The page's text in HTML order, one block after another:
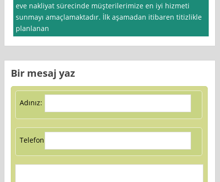
eve nakliyat sürecinde müşterilerimize en iyi hizmeti
sunmayı amaçlamaktadır. İlk aşamadan itibaren titizlikle
planlanan
Bir mesaj yaz
Adınız:
Telefon: